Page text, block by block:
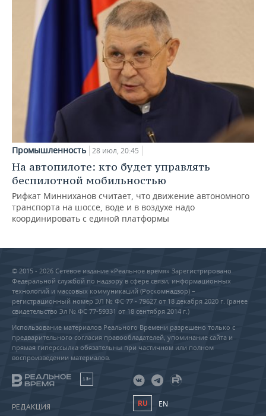
Промышленность 28 июл, 20:45
На автопилоте: кто будет управлять
беспилотной мобильностью
Рифкат Минниханов считает, что движение автономного
транспорта на шоссе, воде и в воздухе надо
координировать с единой платформы
© 2015 - 2026 Сетевое издание «Реальное время» Зарегистрировано
Федеральной службой по надзору в сфере связи, информационных
технологий и массовых коммуникаций (Роскомнадзор) –
регистрационный номер ЭЛ № ФС 77 - 79627 от 18 декабря 2020 г. (ранее
свидетельство Эл № ФС 77-59331 от 18 сентября 2014 г.)
Использование материалов Реального Времени разрешено только с
предварительного согласия правообладателей, упоминание сайта и
прямая гиперссылка обязательны при частичном или полном
воспроизведении материалов.
18+
РЕДАКЦИЯ RU EN